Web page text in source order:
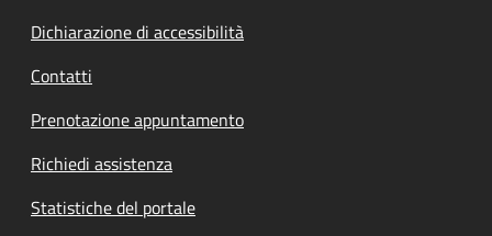
Dichiarazione di accessibilità
Contatti
Prenotazione appuntamento
Richiedi assistenza
Statistiche del portale